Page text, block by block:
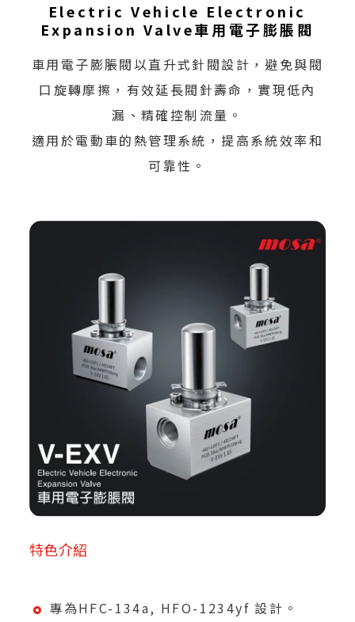
Electric Vehicle Electronic
Expansion Valve車用電子膨脹閥
車用電子膨脹閥以直升式針閥設計，避免與閥
口旋轉摩擦，有效延長閥針壽命，實現低內
漏、精確控制流量。
適用於電動車的熱管理系統，提高系統效率和
可靠性。
特色介紹
專為HFC-134a, HFO-1234yf 設計。